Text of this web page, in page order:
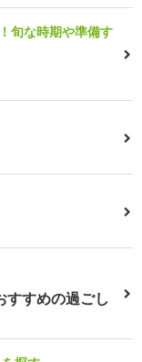
旬な時期や準備す
すすめの過ごし